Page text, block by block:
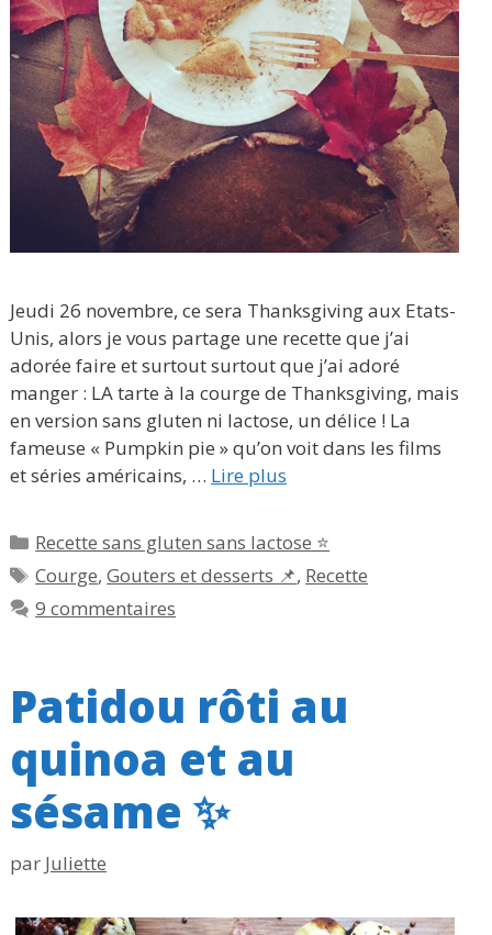
Jeudi 26 novembre, ce sera Thanksgiving aux Etats-
Unis, alors je vous partage une recette que j’ai
adorée faire et surtout surtout que j’ai adoré
manger : LA tarte à la courge de Thanksgiving, mais
en version sans gluten ni lactose, un délice ! La
fameuse « Pumpkin pie » qu’on voit dans les films
et séries américains, … Lire plus
Catégories
Recette sans gluten sans lactose ⭐
Étiquettes
Courge,Gouters et desserts 📌, Recette
9 commentaires
Patidou rôti au
quinoa et au
sésame ✨
par Juliette